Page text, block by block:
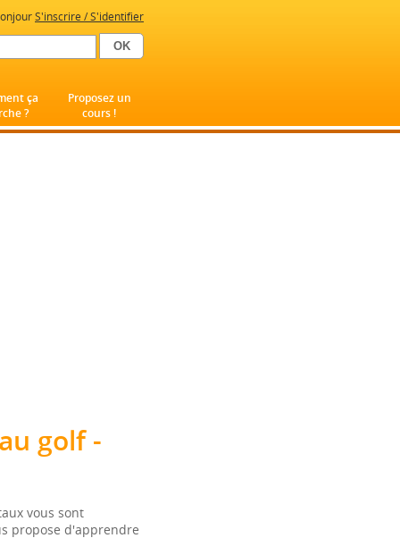
S'inscrire / S'identifier
ça
?
Proposez un
cours !
golf -
vous sont
propose d'apprendre